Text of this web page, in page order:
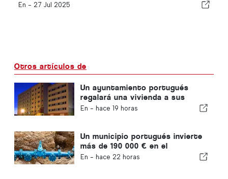
En - 27 Jul 2025
Otros artículos de
Un ayuntamiento portugués
regalará una vivienda a sus
ciudadanos
En - hace 19 horas
Un municipio portugués invierte
más de 190 000 € en el
suministro de agua
En - hace 22 horas